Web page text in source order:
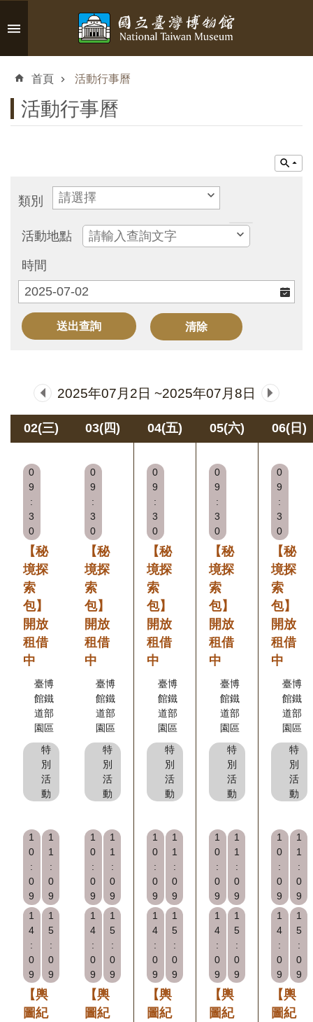
跳到主要內容區塊
搜
臺
博
參
訊
資
出
版
創
府
首頁 活動行事曆
活動行事曆
類別
活動地點
時間
2025年07月2日 ~2025年07月8日
02(三) 03(四) 04(五) 05(六) 06(日)
0
9
:
3
0
【秘
境探
索
包】
開放
租借
中
臺博
館鐵
道部
園區
特
別
活
動
1
0
:
0
9
1
1
:
0
9
1
4
:
0
9
1
5
:
0
9
【輿
圖紀
0
9
:
3
0
【秘
境探
索
包】
開放
租借
中
臺博
館鐵
道部
園區
特
別
活
動
1
0
:
0
9
1
1
:
0
9
1
4
:
0
9
1
5
:
0
9
【輿
圖紀
0
9
:
3
0
【秘
境探
索
包】
開放
租借
中
臺博
館鐵
道部
園區
特
別
活
動
1
0
:
0
9
1
1
:
0
9
1
4
:
0
9
1
5
:
0
9
【輿
圖紀
0
9
:
3
0
【秘
境探
索
包】
開放
租借
中
臺博
館鐵
道部
園區
特
別
活
動
1
0
:
0
9
1
1
:
0
9
1
4
:
0
9
1
5
:
0
9
【輿
圖紀
0
9
:
3
0
【秘
境探
索
包】
開放
租借
中
臺博
館鐵
道部
園區
特
別
活
動
1
0
:
0
9
1
1
:
0
9
1
4
:
0
9
1
5
:
0
9
【輿
圖紀